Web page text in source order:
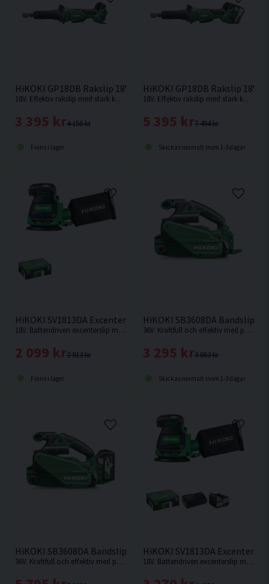
HiKOKI GP18DB Rakslip 18V
18V. Effektiv rakslip med stark kolborstfri motor som ger samma prestanda som motsvarande modell med nätdrift. Levereras utan batteri & laddare.
4 150 kr
3 395 kr
Finns i lager
HiKOKI GP18DB Rakslip 18V
18V. Effektiv rakslip med stark kolborstfri motor som ger samma prestanda som motsvarande modell med nätdrift.
7 494 kr
5 395 kr
Skickas normalt inom 1-3 dagar
HiKOKI SV1813DA Excenterslip 125mm 18V HSC Inkl 10st
18V. Batteridriven excenterslip med en slipplatta på 125mm. 3mm slaglängd. Levereras utan batteri och laddare.
2 913 kr
2 099 kr
Finns i lager
HiKOKI SB3608DA Bandslip
36V. Kraftfull och effektiv med prestanda som nätdriven bandslip. Multivolt. Levereras utan batteri & laddare.
3 863 kr
3 295 kr
Skickas normalt inom 1-3 dagar
HiKOKI SB3608DA Bandslip 36V (2x2,5Ah)
36V. Kraftfull och effektiv med prestanda som nätdriven bandslip. Multi Volt.
HiKOKI SV1813DA
18V. Batteridriven excenterslip med en slipplatta på 125mm. 3mm slaglängd.